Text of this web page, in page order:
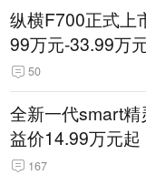
纵横F700正式上
99万元-33.99万
50
全新一代smart
益价14.99万元起
167